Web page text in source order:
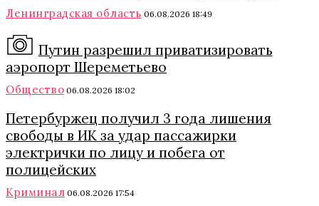
Ленинградская область 06.08.2026 18:49
Путин разрешил приватизировать
аэропорт Шереметьево
Общество 06.08.2026 18:02
Петербуржец получил 3 года лишения
свободы в ИК за удар пассажирки
электрички по лицу и побега от
полицейских
Криминал 06.08.2026 17:54